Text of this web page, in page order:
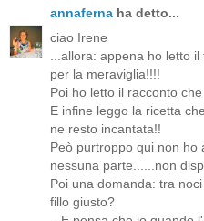
annaferna ha detto...
ciao Irene
...allora: appena ho letto
per la meraviglia!!!!
Poi ho letto il racconto
E infine leggo la ricetta
ne resto incantata!!
Peò purtroppo qui non ho
nessuna parte......non
Poi una domanda: tra
fillo giusto?